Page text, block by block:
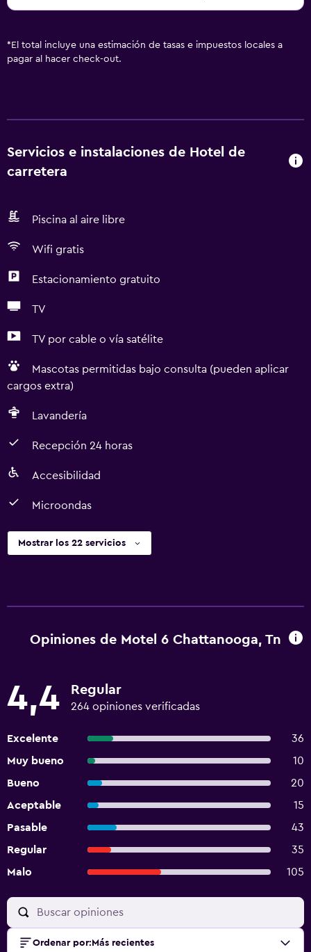
* El total incluye una estimación de tasas e impuestos locales a
pagar al hacer check-out.
Servicios e instalaciones de Hotel de
carretera
Piscina al aire libre
Wifi gratis
Estacionamiento gratuito
TV
TV por cable o vía satélite
Mascotas permitidas bajo consulta (pueden aplicar
cargos extra)
Lavandería
Recepción 24 horas
Accesibilidad
Microondas
Mostrar los 22 servicios
Opiniones de Motel 6 Chattanooga, Tn
4,4 Regular
264 opiniones verificadas
Excelente
36
Muy bueno
10
Bueno
20
Aceptable
15
Pasable
43
Regular
35
Malo
105
Ordenar por: Más recientes